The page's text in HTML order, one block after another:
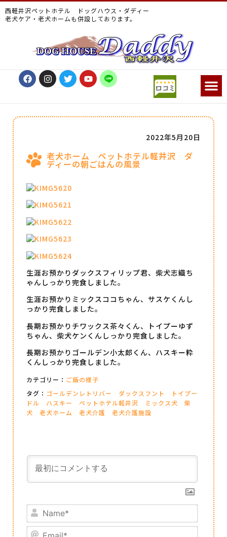
西軽井沢ペットホテル ドッグハウス・ダディー
老犬ケア・老犬ホームも併設しております。
老犬ホーム ペットホテル軽井沢 ダ
ディーの朝ごはんの風景
2022年5月20日
生涯お預かりダックスフィリップ君、柴犬志織ち
ゃんしっかり完食しました。
生涯お預かりミックスココちゃん、サスケくんし
っかり完食しました。
長期お預かりチワックス茶々くん、トイプーゆず
ちゃん、柴犬ケンくんしっかり完食しました。
長期お預かりゴールデン小太郎くん、ハスキー粋
くんしっかり完食しました。
カテゴリー： ご飯の様子
タグ： ゴールデンレトリバー ダックスフント
トイプー
ドル
ハスキー ペットホテル軽井沢 ミックス犬
柴
犬
老犬ホーム 老犬介護 老犬介護施設
Name*
Email*